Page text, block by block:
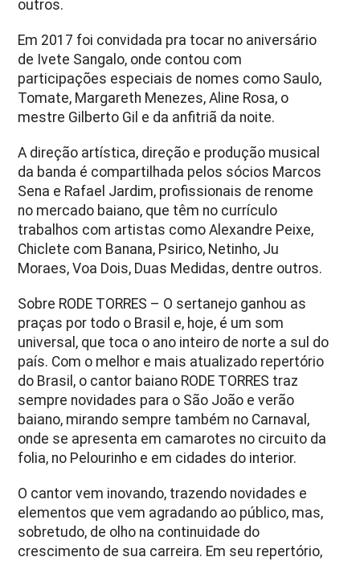
outros.
Em 2017 foi convidada pra tocar no aniversário
de Ivete Sangalo, onde contou com
participações especiais de nomes como Saulo,
Tomate, Margareth Menezes, Aline Rosa, o
mestre Gilberto Gil e da anfitriã da noite.
A direção artística, direção e produção musical
da banda é compartilhada pelos sócios Marcos
Sena e Rafael Jardim, profissionais de renome
no mercado baiano, que têm no currículo
trabalhos com artistas como Alexandre Peixe,
Chiclete com Banana, Psirico, Netinho, Ju
Moraes, Voa Dois, Duas Medidas, dentre outros.
Sobre RODE TORRES – O sertanejo ganhou as
praças por todo o Brasil e, hoje, é um som
universal, que toca o ano inteiro de norte a sul do
país. Com o melhor e mais atualizado repertório
do Brasil, o cantor baiano RODE TORRES traz
sempre novidades para o São João e verão
baiano, mirando sempre também no Carnaval,
onde se apresenta em camarotes no circuito da
folia, no Pelourinho e em cidades do interior.
O cantor vem inovando, trazendo novidades e
elementos que vem agradando ao público, mas,
sobretudo, de olho na continuidade do
crescimento de sua carreira. Em seu repertório,